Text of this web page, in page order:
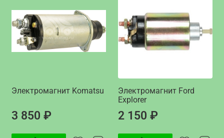
Электромагнит Komatsu
3 850 ₽
Электромагнит Ford
Explorer
2 150 ₽